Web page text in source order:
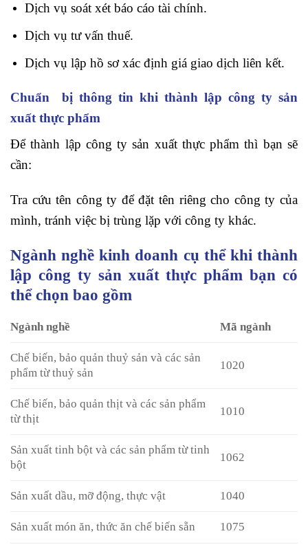
Dịch vụ soát xét báo cáo tài chính.
Dịch vụ tư vấn thuế.
Dịch vụ lập hồ sơ xác định giá giao dịch liên kết.
Chuẩn bị thông tin khi thành lập công ty sản
xuất thực phẩm
Để thành lập công ty sản xuất thực phẩm thì bạn sẽ
cần:
Tra cứu tên công ty để đặt tên riêng cho công ty của
mình, tránh việc bị trùng lặp với công ty khác.
Ngành nghề kinh doanh cụ thể khi thành
lập công ty sản xuất thực phẩm bạn có
thể chọn bao gồm
Ngành nghề Mã ngành
Chế biến, bảo quản thuỷ sản và các sản
phẩm từ thuỷ sản
1020
Chế biến, bảo quản thịt và các sản phẩm
từ thịt
1010
Sản xuất tinh bột và các sản phẩm từ tinh
bột
1062
Sản xuất dầu, mỡ động, thực vật 1040
Sản xuất món ăn, thức ăn chế biến sẵn 1075